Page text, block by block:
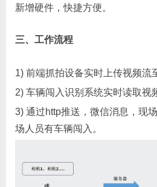
新增硬件，快捷方便。
三、工作流程
1) 前端抓拍设备实时上传视频流
2) 车辆闯入识别系统实时读取视
3) 通过http推送，微信消息，现
场人员有车辆闯入。